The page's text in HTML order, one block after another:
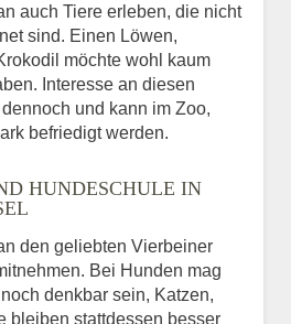
auch Tiere erleben, die nicht
sind. Einen Löwen,
möchte wohl kaum
Interesse an diesen
und kann im Zoo,
befriedigt werden.
HUNDESCHULE IN
den geliebten Vierbeiner
Bei Hunden mag
denkbar sein, Katzen,
bleiben stattdessen besser